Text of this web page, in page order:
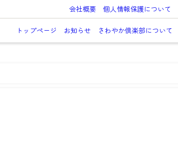
会社概要 個人情報保護について
トップページ お知らせ さわやか倶楽部について